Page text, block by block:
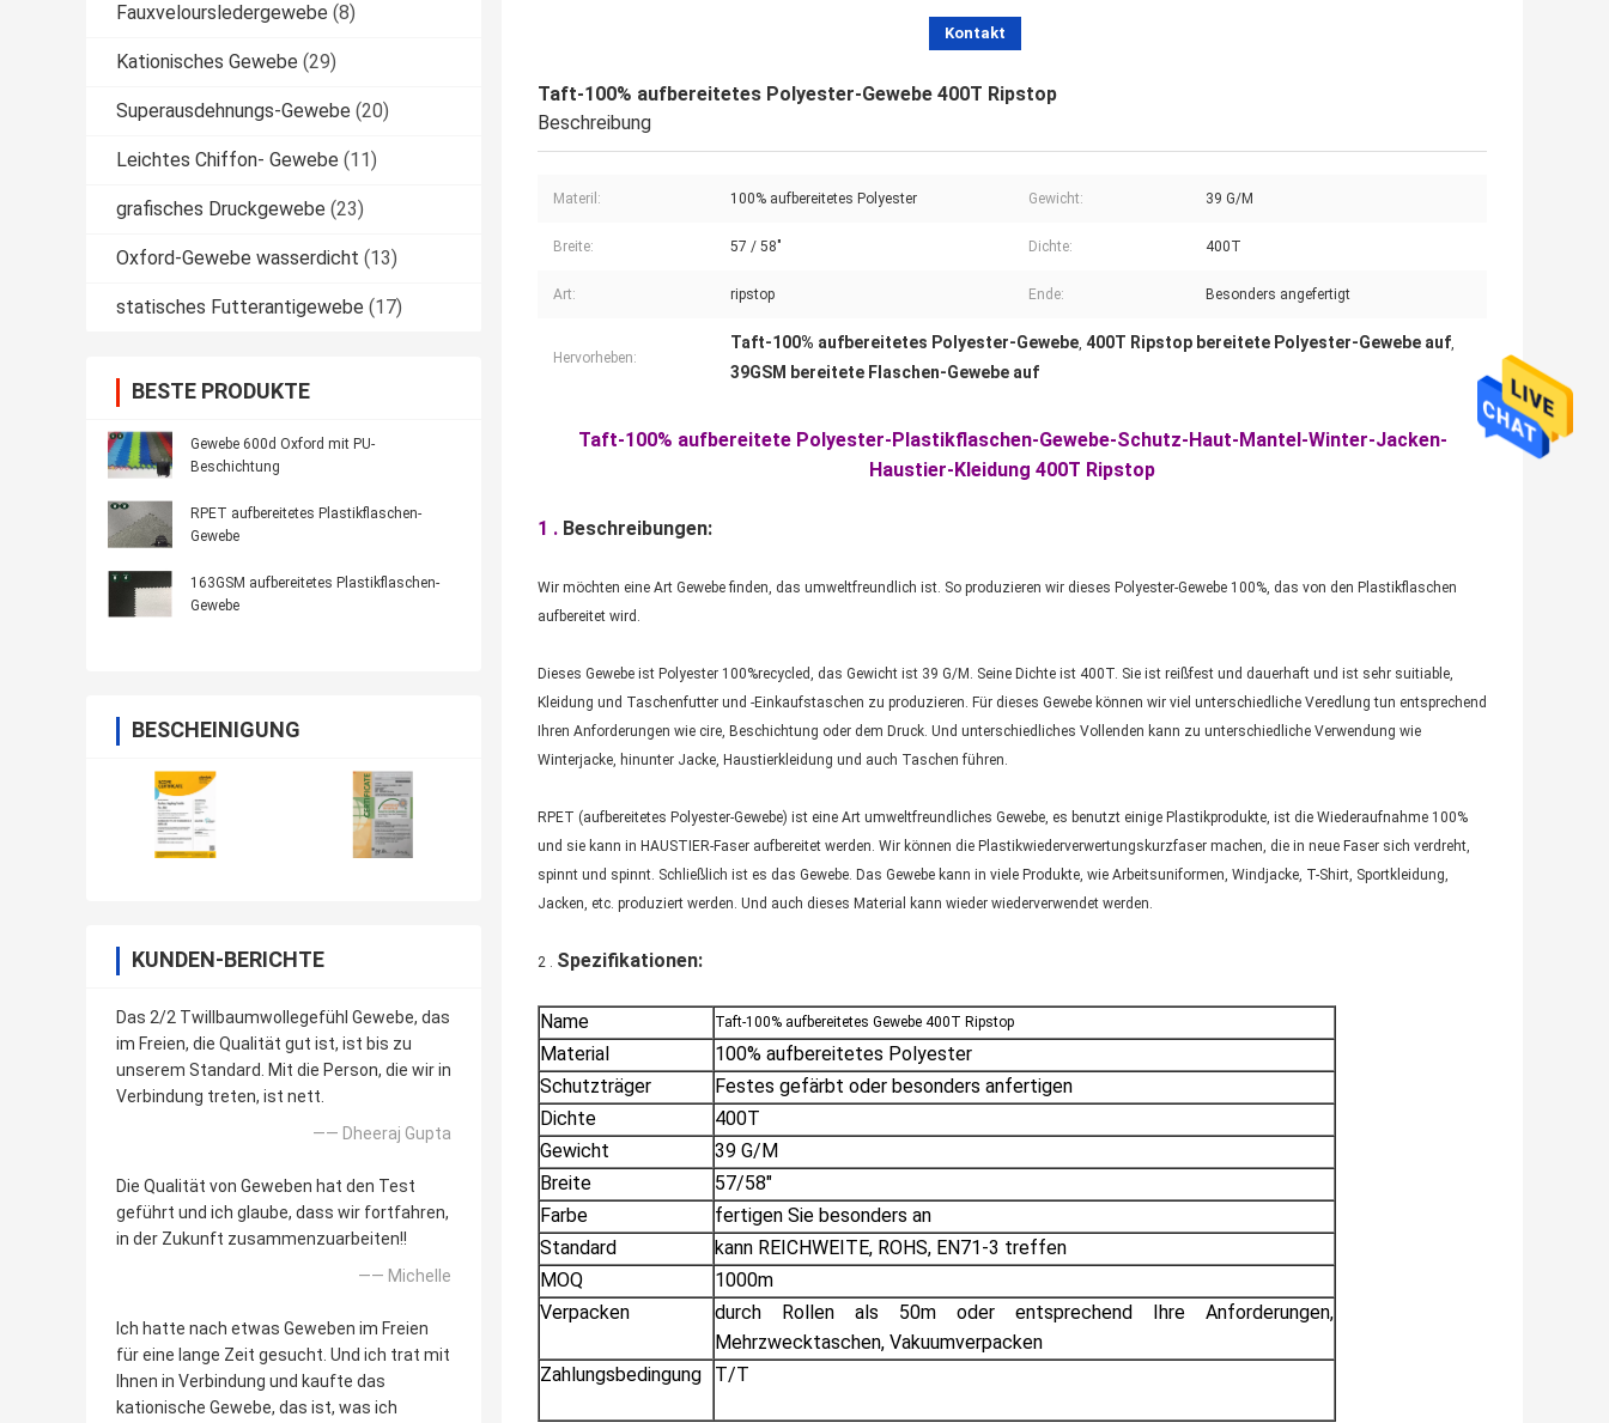
Fauxveloursledergewebe (8)
Kationisches Gewebe (29)
Superausdehnungs-Gewebe (20)
Leichtes Chiffon- Gewebe (11)
grafisches Druckgewebe (23)
Oxford-Gewebe wasserdicht (13)
statisches Futterantigewebe (17)
BESTE PRODUKTE
Gewebe 600d Oxford mit PU-
Beschichtung
RPET aufbereitetes Plastikflaschen-
Gewebe
163GSM aufbereitetes Plastikflaschen-
Gewebe
BESCHEINIGUNG
KUNDEN-BERICHTE
Das 2/2 Twillbaumwollegefühl Gewebe, das
im Freien, die Qualität gut ist, ist bis zu
unserem Standard. Mit die Person, die wir in
Verbindung treten, ist nett.
—— Dheeraj Gupta
Die Qualität von Geweben hat den Test
geführt und ich glaube, dass wir fortfahren,
in der Zukunft zusammenzuarbeiten!!
—— Michelle
Ich hatte nach etwas Geweben im Freien
für eine lange Zeit gesucht. Und ich trat mit
Ihnen in Verbindung und kaufte das
kationische Gewebe, das ist, was ich
Kontakt
Taft-100% aufbereitetes Polyester-Gewebe 400T Ripstop
Beschreibung
Materil: 100% aufbereitetes Polyester Gewicht: 39 G/M
Breite: 57 / 58" Dichte: 400T
Art: ripstop Ende: Besonders angefertigt
Hervorheben:
Taft-100% aufbereitetes Polyester-Gewebe, 400T Ripstop bereitete Polyester-Gewebe auf,
39GSM bereitete Flaschen-Gewebe auf
Taft-100% aufbereitete Polyester-Plastikflaschen-Gewebe-Schutz-Haut-Mantel-Winter-Jacken-
Haustier-Kleidung 400T Ripstop
1 . Beschreibungen:
Wir möchten eine Art Gewebe finden, das umweltfreundlich ist. So produzieren wir dieses Polyester-Gewebe 100%, das von den Plastikflaschen
aufbereitet wird.
Dieses Gewebe ist Polyester 100%recycled, das Gewicht ist 39 G/M. Seine Dichte ist 400T. Sie ist reißfest und dauerhaft und ist sehr suitiable,
Kleidung und Taschenfutter und -Einkaufstaschen zu produzieren. Für dieses Gewebe können wir viel unterschiedliche Veredlung tun entsprechend
Ihren Anforderungen wie cire, Beschichtung oder dem Druck. Und unterschiedliches Vollenden kann zu unterschiedliche Verwendung wie
Winterjacke, hinunter Jacke, Haustierkleidung und auch Taschen führen.
RPET (aufbereitetes Polyester-Gewebe) ist eine Art umweltfreundliches Gewebe, es benutzt einige Plastikprodukte, ist die Wiederaufnahme 100%
und sie kann in HAUSTIER-Faser aufbereitet werden. Wir können die Plastikwiederverwertungskurzfaser machen, die in neue Faser sich verdreht,
spinnt und spinnt. Schließlich ist es das Gewebe. Das Gewebe kann in viele Produkte, wie Arbeitsuniformen, Windjacke, T-Shirt, Sportkleidung,
Jacken, etc. produziert werden. Und auch dieses Material kann wieder wiederverwendet werden.
2 . Spezifikationen:
Name Taft-100% aufbereitetes Gewebe 400T Ripstop
Material
100% aufbereitetes Polyester
Schutzträger
Festes gefärbt oder besonders anfertigen
Dichte
400T
Gewicht
39 G/M
Breite
57/58"
Farbe
fertigen Sie besonders an
Standard
kann REICHWEITE, ROHS, EN71-3 treffen
MOQ
1000m
Verpacken
durch Rollen als 50m oder entsprechend Ihre Anforderungen,
Mehrzwecktaschen, Vakuumverpacken
Zahlungsbedingung
T/T